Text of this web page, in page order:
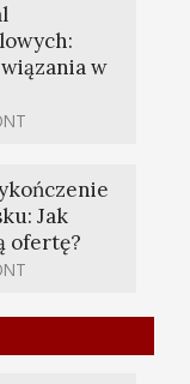
w
Jak
ofertę?